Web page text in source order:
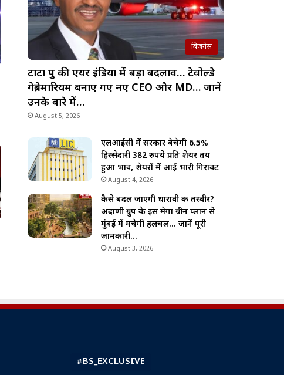
बिज़नेस
टाटा ग्रुप की एयर इंडिया में बड़ा बदलाव… टेवोल्डे
गेब्रेमारियम बनाए गए नए CEO और MD… जानें
उनके बारे में…
August 5, 2026
एलआईसी में सरकार बेचेगी 6.5%
हिस्सेदारी 382 रुपये प्रति शेयर तय
हुआ भाव, शेयरों में आई भारी गिरावट
August 4, 2026
कैसे बदल जाएगी धारावी की तस्वीर?
अदाणी ग्रुप के इस मेगा ग्रीन प्लान से
मुंबई में मचेगी हलचल… जानें पूरी
जानकारी…
August 3, 2026
#BS_EXCLUSIVE